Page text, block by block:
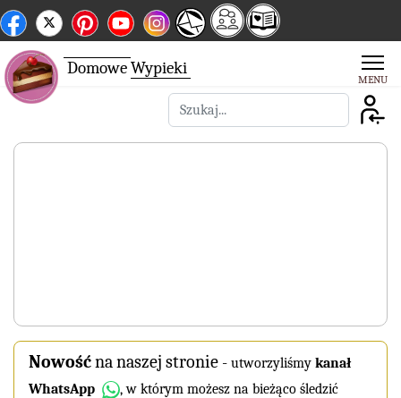
DomoweWypieki
Szukaj
Nowośćna naszej stronie - utworzyliśmy kanał
WhatsApp
, w którym możesz na bieżąco śledzić